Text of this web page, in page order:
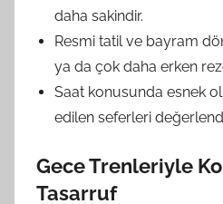
daha sakindir.
Resmi tatil ve bayram
ya da çok daha erken
Saat konusunda esnek
edilen seferleri
Gece Trenleriyle
Tasarruf